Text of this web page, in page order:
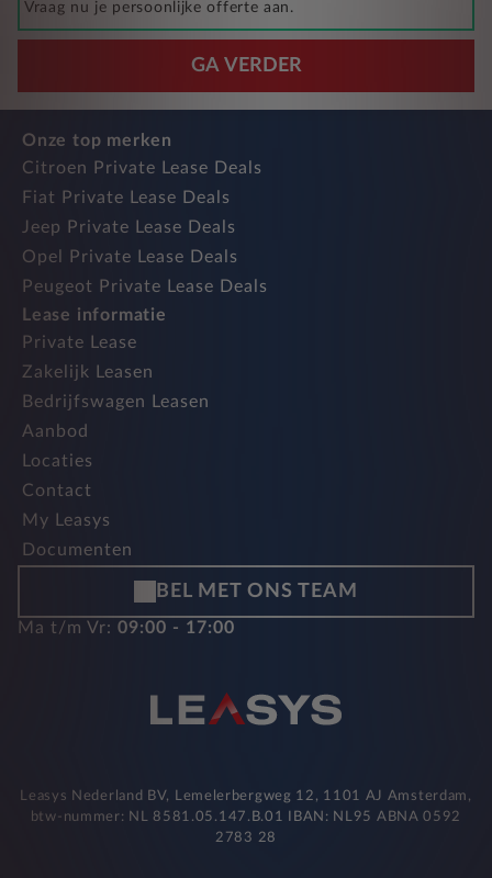
Vraag nu je persoonlijke offerte aan.
GA VERDER
Onze top merken
Citroen Private Lease Deals
Fiat Private Lease Deals
Jeep Private Lease Deals
Opel Private Lease Deals
Peugeot Private Lease Deals
Lease informatie
Private Lease
Zakelijk Leasen
Bedrijfswagen Leasen
Aanbod
Locaties
Contact
My Leasys
Documenten
BEL MET ONS TEAM
Ma t/m Vr: 09:00 - 17:00
Leasys Nederland BV, Lemelerbergweg 12, 1101 AJ Amsterdam,
btw-nummer: NL 8581.05.147.B.01 IBAN: NL95 ABNA 0592
2783 28